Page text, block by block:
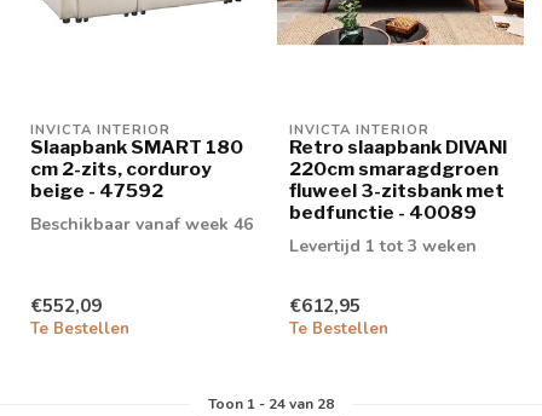
INVICTA INTERIOR
Slaapbank SMART 180
cm 2-zits, corduroy
beige - 47592
Beschikbaar vanaf week 46
€552,09
Te Bestellen
INVICTA INTERIOR
Retro slaapbank DIVANI
220cm smaragdgroen
fluweel 3-zitsbank met
bedfunctie - 40089
Levertijd 1 tot 3 weken
€612,95
Te Bestellen
Toon 1- 24van 28